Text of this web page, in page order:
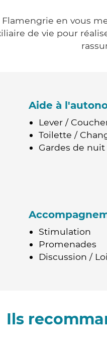
en vous
de vie pour
Aide à
Lever /
Toilette /
Gardes de nuit
Stimulation
Promenades
Discussion /
Ils